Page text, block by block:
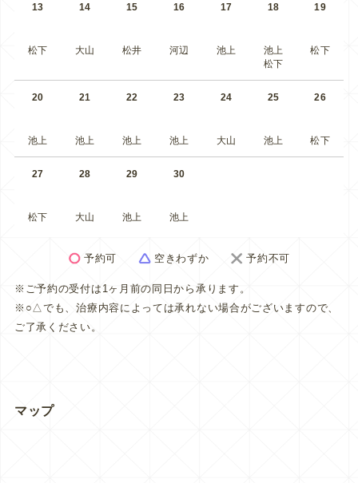
13
松下
14
大山
15
松井
16
河辺
17
池上
18
池上
松下
19
松下
20
池上
21
池上
22
池上
23
池上
24
大山
25
池上
26
松下
27
松下
28
大山
29
池上
30
池上
予約可 空きわずか 予約不可
※ご予約の受付は1ヶ月前の同日から承ります。
※○△でも、治療内容によっては承れない場合がございますので、
ご了承ください。
マップ